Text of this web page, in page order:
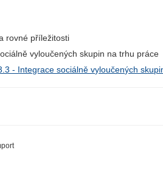
rovné příležitosti
vyloučených skupin na trhu práce
- Integrace sociálně vyloučených